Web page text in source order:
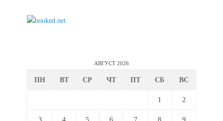
АВГУСТ 2026
ПН ВТ СР ЧТ ПТ СБ ВС
1 2